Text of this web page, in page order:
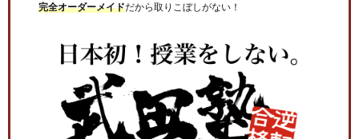
完全オーダーメイドだから取りこぼしがない！